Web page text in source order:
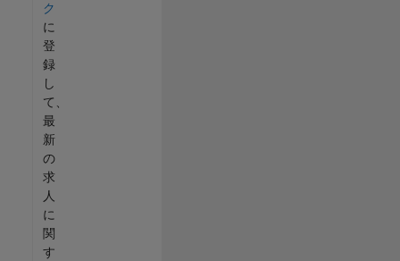
ク
に
登
録
し
て、
最
新
の
求
人
に
関
す